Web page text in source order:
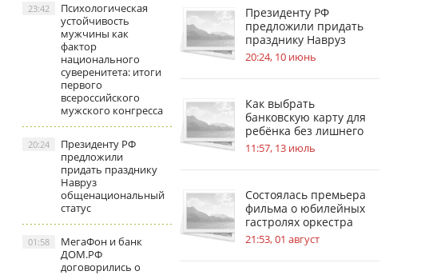
Психологическая
устойчивость
мужчины как
фактор
национального
суверенитета: итоги
первого
всероссийского
мужского конгресса
23:42
Президенту РФ
предложили
придать празднику
Навруз
общенациональный
статус
20:24
МегаФон и банк
ДОМ.РФ
договорились о
01:58
Президенту РФ
предложили придать
празднику Навруз
общенациональный
статус
20:24, 10 июнь
Как выбрать
банковскую карту для
ребёнка без лишнего
риска
11:57, 13 июль
Состоялась премьера
фильма о юбилейных
гастролях оркестра
имени В. В. Андреева
21:53, 01 август